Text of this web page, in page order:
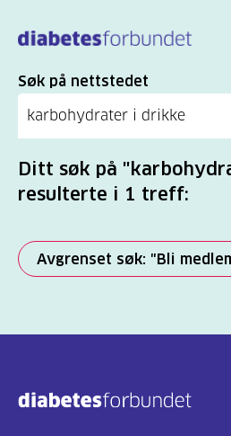
hovedinnhold
Søk
Søk på nettstedet
Ditt søk på
resulterte i 1 treff:
Avgrenset søk: "Bli
(2277)
(806)